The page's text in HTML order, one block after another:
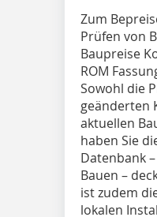
Zum
Prüfen von
Baupreise
ROM
Sowohl die
geänderten
aktuellen
haben Sie
Datenbank
Bauen –
ist zudem
lokalen